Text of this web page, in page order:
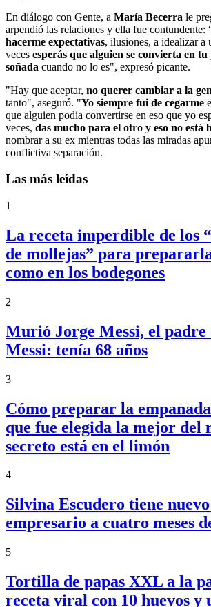
En diálogo con Gente, a María Becerra le
arpendió las relaciones y ella fue contundente:
hacerme expectativas, ilusiones, a idealizar
veces esperás que alguien se convierta en
soñada cuando no lo es", expresó picante.
"Hay que aceptar, no querer cambiar a la
tanto", aseguró. "Yo siempre fui de cegarme
que alguien podía convertirse en eso que yo
veces, das mucho para el otro y eso no está
nombrar a su ex mientras todas las miradas
conflictiva separación.
Las más leídas
1
La receta imperdible de los
de mollejas” para
como en los bodegones
2
Murió Jorge Messi, el padre
Messi: tenía 68 años
3
Cómo preparar la
que fue elegida la mejor del
secreto está en el limón
4
Silvina Escudero tiene
empresario a cuatro meses
5
Tortilla de papas XXL a la
receta viral con 10 huevos y